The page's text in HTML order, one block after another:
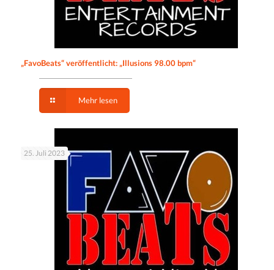
„FavoBeats“ veröffentlicht: „Illusions 98.00 bpm“
Mehr lesen
25. Juli 2023